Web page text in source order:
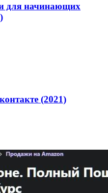
для начинающих
(2021)